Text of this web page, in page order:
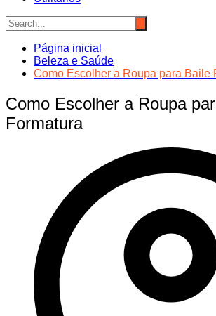
Página inicial
Beleza e Saúde
Como Escolher a Roupa para Baile
Como Escolher a Roupa
Formatura